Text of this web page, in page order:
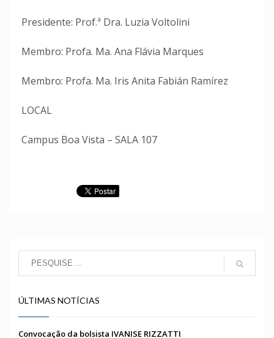
Presidente: Prof.ª Dra. Luzia Voltolini
Membro: Profa. Ma. Ana Flávia Marques
Membro: Profa. Ma. Iris Anita Fabián Ramírez
LOCAL
Campus Boa Vista – SALA 107
ÚLTIMAS NOTÍCIAS
Convocação da bolsista IVANISE RIZZATTI